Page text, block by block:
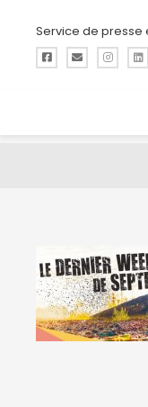
Service de presse